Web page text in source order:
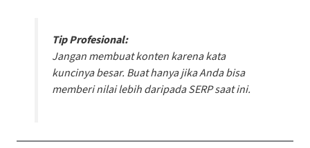
Tip Profesional:
Jangan membuat konten karena kata
kuncinya besar. Buat hanya jika Anda bisa
memberi nilai lebih daripada SERP saat ini.